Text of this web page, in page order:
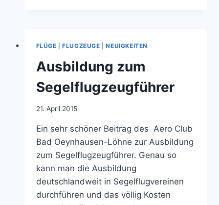
FLÜGE |FLUGZEUGE |NEUIGKEITEN
Ausbildung zum
Segelflugzeugführer
Von
21. April 2015
Ein sehr schöner Beitrag des Aero Club
Bad Oeynhausen-Löhne zur Ausbildung
zum Segelflugzeugführer. Genau so
kann man die Ausbildung
deutschlandweit in Segelflugvereinen
durchführen und das völlig Kosten